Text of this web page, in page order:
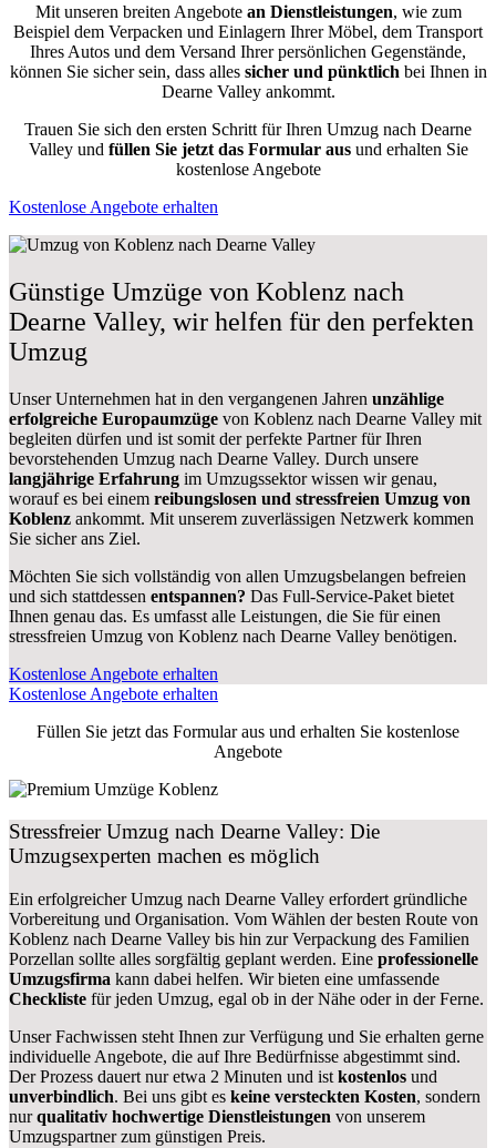
Mit unseren breiten Angebotean Dienstleistungen, wie zum
Beispiel dem Verpacken und Einlagern Ihrer Möbel, dem Transport
Ihres Autos und dem Versand Ihrer persönlichen Gegenstände,
können Sie sicher sein, dass alles sicher und pünktlich bei Ihnen in
Dearne Valley ankommt.
Trauen Sie sich den ersten Schritt für Ihren Umzug nach Dearne
Valley und füllen Sie jetzt das Formular ausund erhalten Sie
kostenlose Angebote
Kostenlose Angebote erhalten
Günstige Umzüge von Koblenz nach
Dearne Valley, wir helfen für den perfekten
Umzug
Unser Unternehmen hat in den vergangenen Jahren unzählige
erfolgreiche Europaumzüge von Koblenz nach Dearne Valley mit
begleiten dürfen und ist somit der perfekte Partner für Ihren
bevorstehenden Umzug nach Dearne Valley. Durch unsere
langjährige Erfahrung im Umzugssektor wissen wir genau,
worauf es bei einem reibungslosen und stressfreien Umzug von
Koblenz ankommt. Mit unserem zuverlässigen Netzwerk kommen
Sie sicher ans Ziel.
Möchten Sie sich vollständig von allen Umzugsbelangen befreien
und sich stattdessen entspannen? Das Full-Service-Paket bietet
Ihnen genau das. Es umfasst alle Leistungen, die Sie für einen
stressfreien Umzug von Koblenz nach Dearne Valley benötigen.
Kostenlose Angebote erhalten
Kostenlose Angebote erhalten
Füllen Sie jetzt das Formular aus und erhalten Sie kostenlose
Angebote
Stressfreier Umzug nach Dearne Valley: Die
Umzugsexperten machen es möglich
Ein erfolgreicher Umzug nach Dearne Valley erfordert gründliche
Vorbereitung und Organisation. Vom Wählen der besten Route von
Koblenz nach Dearne Valley bis hin zur Verpackung des Familien
Porzellan sollte alles sorgfältig geplant werden. Eine professionelle
Umzugsfirma kann dabei helfen. Wir bieten eine umfassende
Checkliste für jeden Umzug, egal ob in der Nähe oder in der Ferne.
Unser Fachwissen steht Ihnen zur Verfügung und Sie erhalten gerne
individuelle Angebote, die auf Ihre Bedürfnisse abgestimmt sind.
Der Prozess dauert nur etwa 2 Minuten und ist kostenlos und
unverbindlich. Bei uns gibt es keine versteckten Kosten, sondern
nurqualitativ hochwertige Dienstleistungen von unserem
Umzugspartner zum günstigen Preis.